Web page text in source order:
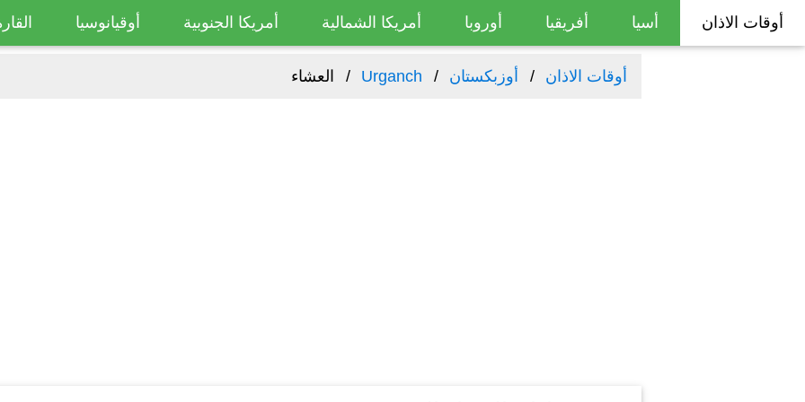
أوقات الاذان أسيا أفريقيا أوروبا أمريكا الشمالية أمريكا الجنوبية أوقيانوسيا
أوقات الاذان أوزبكستان Urganch العشاء